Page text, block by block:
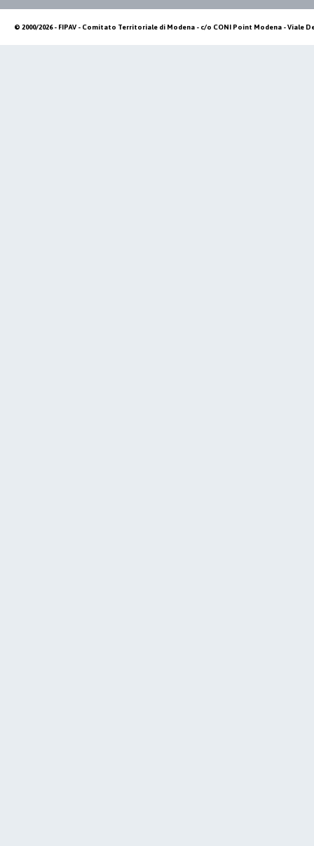
© 2000/2026 - FIPAV - Comitato Territoriale di Modena - c/o CONI Point Modena - Viale